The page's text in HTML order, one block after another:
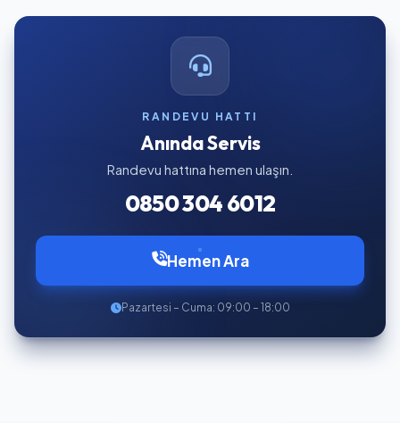
RANDEVU HATTI
Anında Servis
Randevu hattına hemen ulaşın.
0850 304 6012
Hemen Ara
Pazartesi – Cuma: 09:00 – 18:00